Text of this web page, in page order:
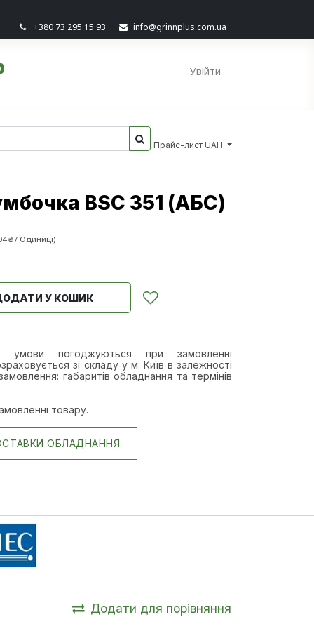
+380 73 295 15 93 info@grinnplus.com.ua
Увійти
Прайс-лист UAH
BSC 351 (АБС)
₴ / Одиниці)
У КОШИК
умови погоджуються при замовленні
зі складу у м. Київ в залежності
габаритів обладнання та термінів
товару.
ОБЛАДНАННЯ
Додати для порівняння